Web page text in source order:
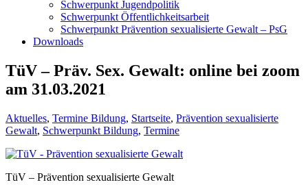
Schwerpunkt Jugendpolitik
Schwerpunkt Öffentlichkeitsarbeit
Schwerpunkt Prävention sexualisierte Gewalt – PsG
Downloads
TüV – Präv. Sex. Gewalt: online bei zoom
am 31.03.2021
Aktuelles, Termine Bildung, Startseite, Prävention sexualisierte
Gewalt, Schwerpunkt Bildung, Termine
TüV – Prävention sexualisierte Gewalt